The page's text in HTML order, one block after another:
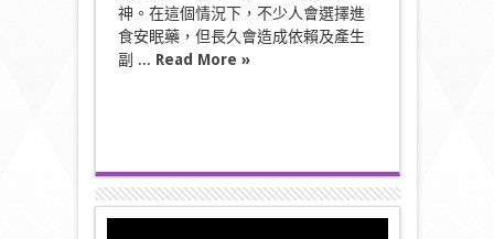
神。在這個情況下，不少人會選擇進
食安眠藥，但長久會造成依賴及產生
副 ... Read More »